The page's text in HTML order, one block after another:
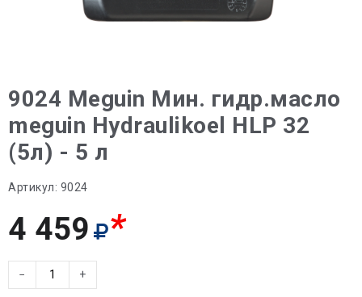
9024 Meguin Мин. гидр.масло
meguin Hydraulikoel HLP 32
(5л) - 5 л
Артикул: 9024
4 459 *
− +